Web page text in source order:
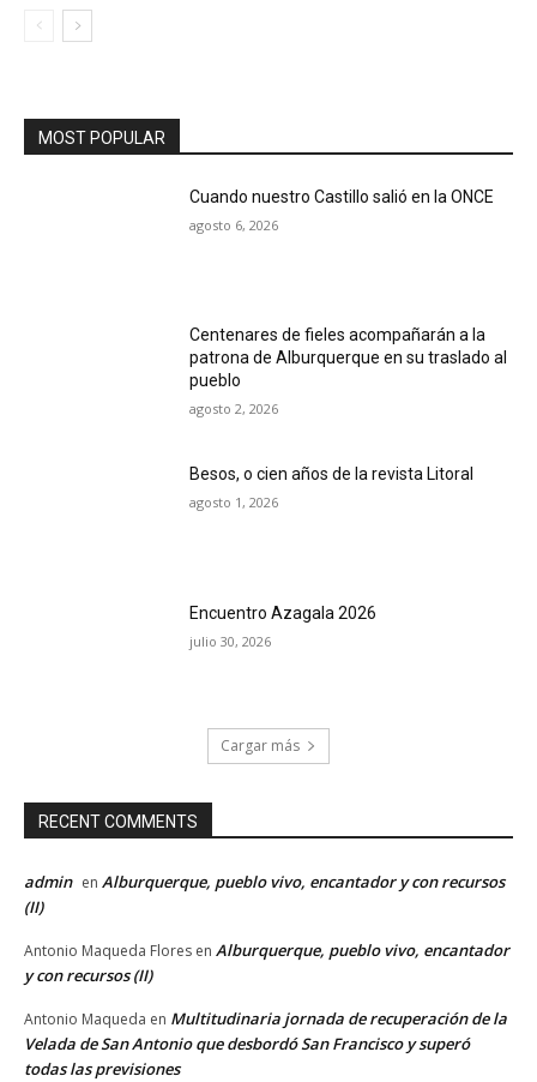
MOST POPULAR
Cuando nuestro Castillo salió en la ONCE
agosto 6, 2026
Centenares de fieles acompañarán a la
patrona de Alburquerque en su traslado al
pueblo
agosto 2, 2026
Besos, o cien años de la revista Litoral
agosto 1, 2026
Encuentro Azagala 2026
julio 30, 2026
Cargar más
RECENT COMMENTS
admin en Alburquerque, pueblo vivo, encantador y con recursos
(II)
Antonio Maqueda Flores en Alburquerque, pueblo vivo, encantador
y con recursos (II)
Antonio Maqueda en Multitudinaria jornada de recuperación de la
Velada de San Antonio que desbordó San Francisco y superó
todas las previsiones